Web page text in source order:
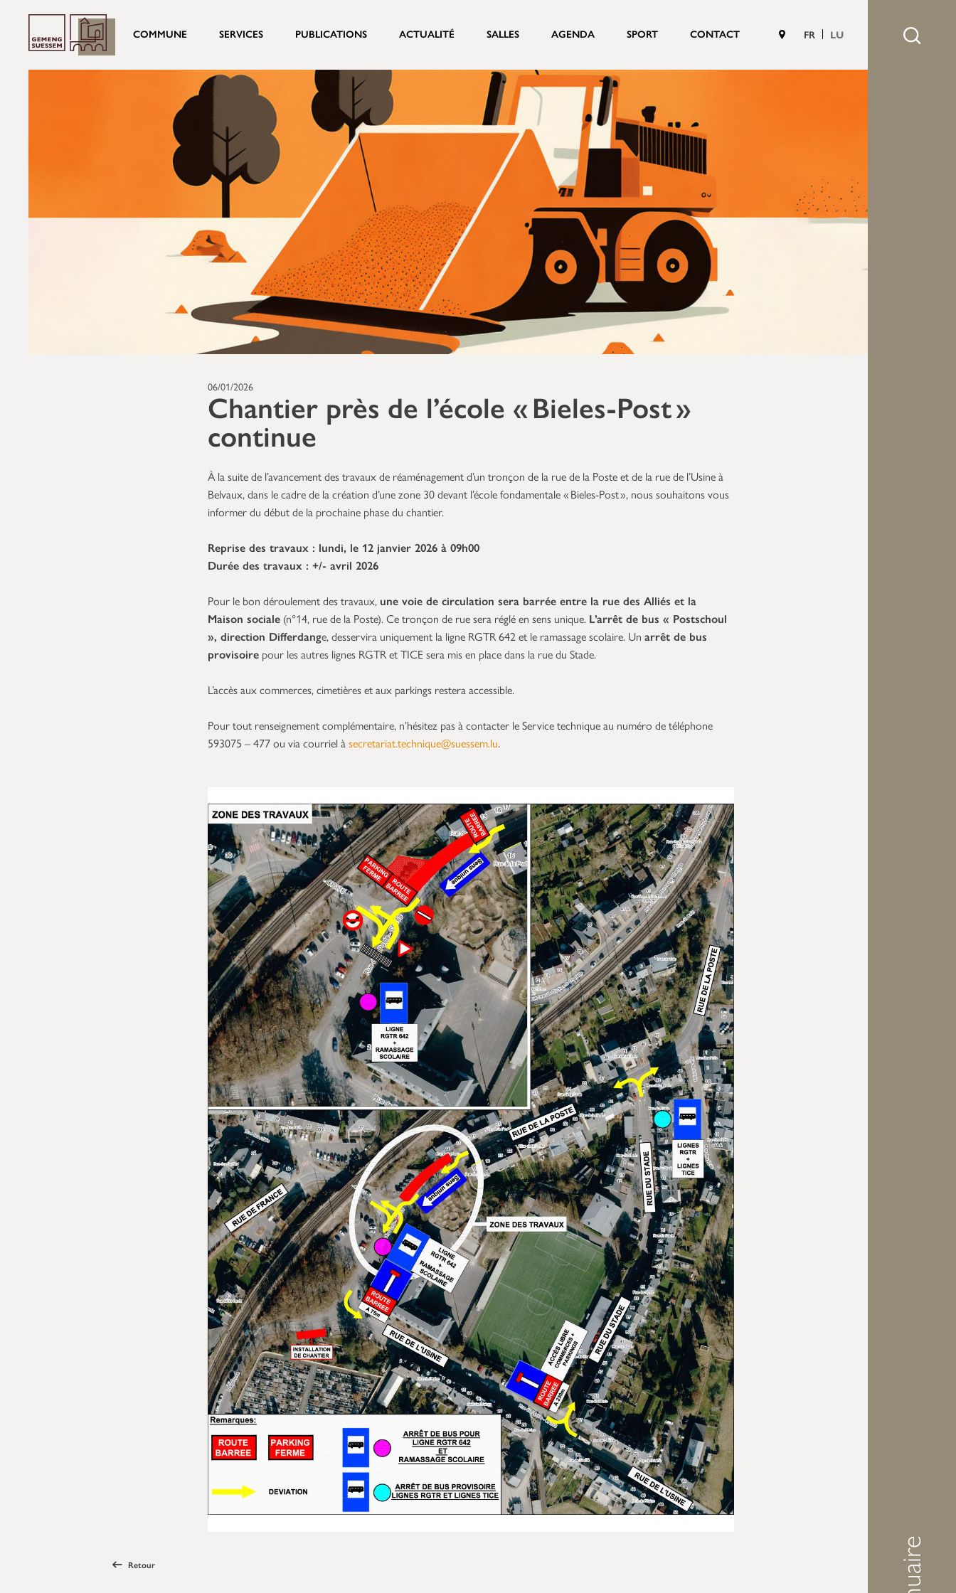
COMMUNE SERVICES PUBLICATIONS ACTUALITÉ SALLES AGENDA SPORT CONTACT FR LU
06/01/2026
Chantier près de l’école « Bieles-Post »
continue
À la suite de l’avancement des travaux de réaménagement d’un tronçon de la rue de la Poste et de la rue de l’Usine à
Belvaux, dans le cadre de la création d’une zone 30 devant l’école fondamentale « Bieles-Post », nous souhaitons vous
informer du début de la prochaine phase du chantier.
Reprise des travaux : lundi, le 12 janvier 2026 à 09h00
Durée des travaux : +/- avril 2026
Pour le bon déroulement des travaux, une voie de circulation sera barrée entre la rue des Alliés et la
Maison sociale (n°14, rue de la Poste). Ce tronçon de rue sera réglé en sens unique. L’arrêt de bus « Postschoul
», direction Differdange, desservira uniquement la ligne RGTR 642 et le ramassage scolaire. Un arrêt de bus
provisoire pour les autres lignes RGTR et TICE sera mis en place dans la rue du Stade.
L’accès aux commerces, cimetières et aux parkings restera accessible.
Pour tout renseignement complémentaire, n’hésitez pas à contacter le Service technique au numéro de téléphone
593075 – 477 ou via courriel àsecretariat.technique@suessem.lu.
Retour